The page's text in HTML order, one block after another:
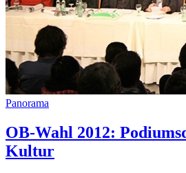
Panorama
OB-Wahl 2012:
Kultur